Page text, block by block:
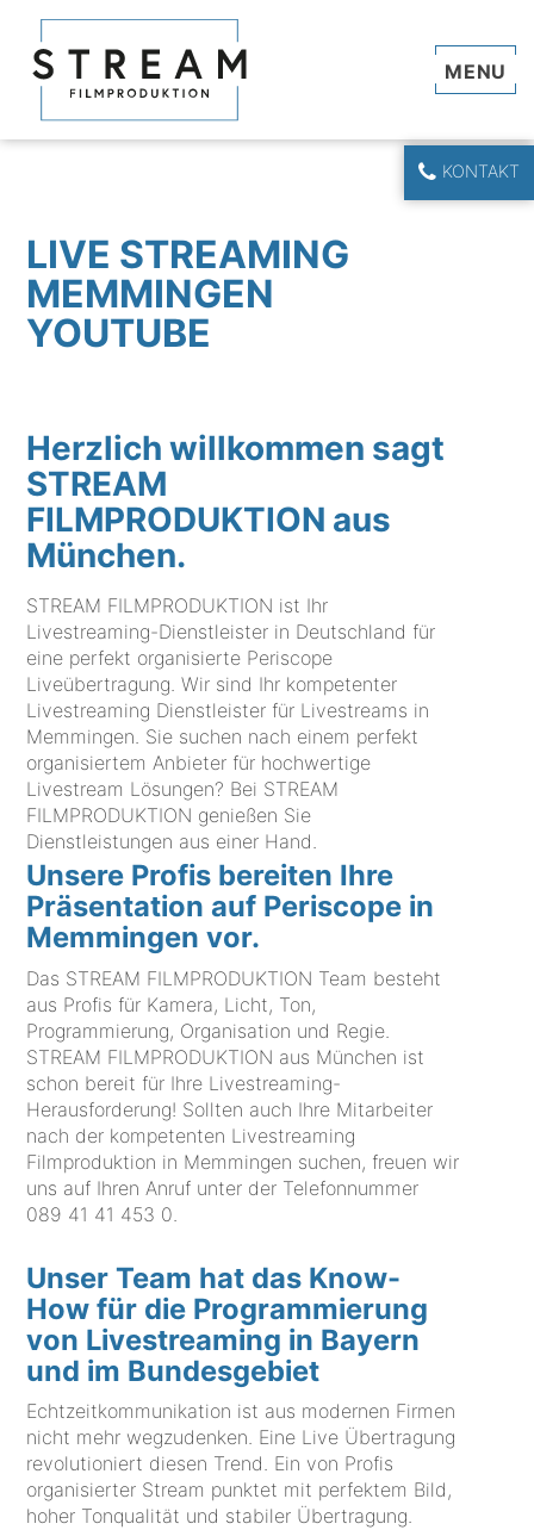
KONTAKT
LIVE STREAMING
MEMMINGEN
YOUTUBE
Herzlich willkommen sagt
STREAM
FILMPRODUKTION aus
München.
STREAM FILMPRODUKTION ist Ihr
Livestreaming-Dienstleister in Deutschland für
eine perfekt organisierte Periscope
Liveübertragung. Wir sind Ihr kompetenter
Livestreaming Dienstleister für Livestreams in
Memmingen. Sie suchen nach einem perfekt
organisiertem Anbieter für hochwertige
Livestream Lösungen? Bei STREAM
FILMPRODUKTION genießen Sie
Dienstleistungen aus einer Hand.
Unsere Profis bereiten Ihre
Präsentation auf Periscope in
Memmingen vor.
Das STREAM FILMPRODUKTION Team besteht
aus Profis für Kamera, Licht, Ton,
Programmierung, Organisation und Regie.
STREAM FILMPRODUKTION aus München ist
schon bereit für Ihre Livestreaming-
Herausforderung! Sollten auch Ihre Mitarbeiter
nach der kompetenten Livestreaming
Filmproduktion in Memmingen suchen, freuen wir
uns auf Ihren Anruf unter der Telefonnummer
089 41 41 453 0
Unser Team hat das Know-
How für die Programmierung
von Livestreaming in Bayern
und im Bundesgebiet
Echtzeitkommunikation ist aus modernen Firmen
nicht mehr wegzudenken. Eine Live Übertragung
revolutioniert diesen Trend. Ein von Profis
organisierter Stream punktet mit perfektem Bild,
hoher Tonqualität und stabiler Übertragung.